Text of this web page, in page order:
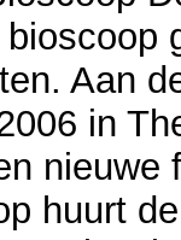
Aan
in
nieuwe
huurt